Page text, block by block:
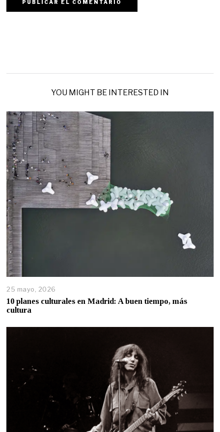
YOU MIGHT BE INTERESTED IN
25 mayo, 2026
10 planes culturales en Madrid: A buen tiempo, más
cultura